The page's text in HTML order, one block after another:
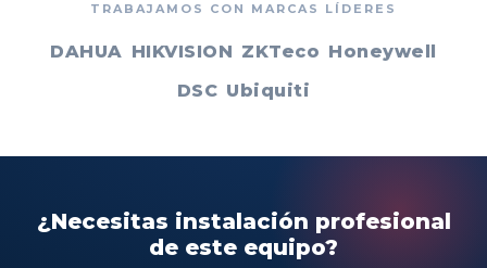
TRABAJAMOS CON MARCAS LÍDERES
DAHUA HIKVISION ZKTeco Honeywell
DSC Ubiquiti
¿Necesitas instalación profesional
de este equipo?